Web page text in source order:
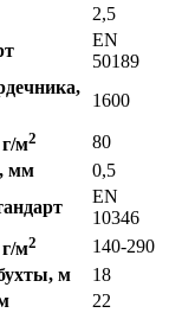
2,5
EN
50189
1600
м2
80
мм
0,5
EN
10346
м2
140-290
м
18
22